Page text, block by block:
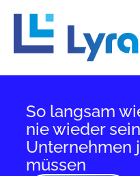
So langsam
nie wieder
Unternehmen
müssen